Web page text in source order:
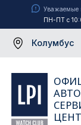
Уважаемые
ПН-ПТ с
Колумбус